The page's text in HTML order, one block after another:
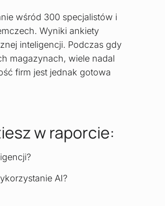
wśród 300 specjalistów i
Wyniki ankiety
inteligencji. Podczas gdy
magazynach, wiele nadal
firm jest jednak gotowa
w raporcie:
AI?